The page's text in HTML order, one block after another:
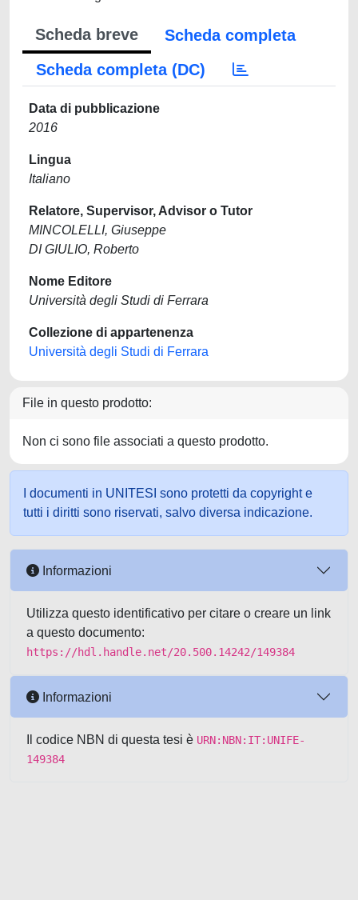
Scheda breve
Scheda completa
Scheda completa (DC)
Data di pubblicazione
2016
Lingua
Italiano
Relatore, Supervisor, Advisor o Tutor
MINCOLELLI, Giuseppe
DI GIULIO, Roberto
Nome Editore
Università degli Studi di Ferrara
Collezione di appartenenza
Università degli Studi di Ferrara
File in questo prodotto:
Non ci sono file associati a questo prodotto.
I documenti in UNITESI sono protetti da copyright e
tutti i diritti sono riservati, salvo diversa indicazione.
Informazioni
Utilizza questo identificativo per citare o creare un link
a questo documento:
https://hdl.handle.net/20.500.14242/149384
Informazioni
Il codice NBN di questa tesi è URN:NBN:IT:UNIFE-
149384